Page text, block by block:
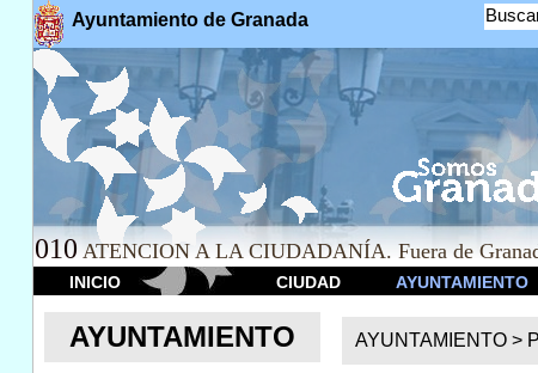
Ayuntamiento de Granada
010 ATENCION A LA CIUDADANÍA. Fuera de
INICIO CIUDAD AYUNTAMIENTO
AYUNTAMIENTO AYUNTAMIENTO >